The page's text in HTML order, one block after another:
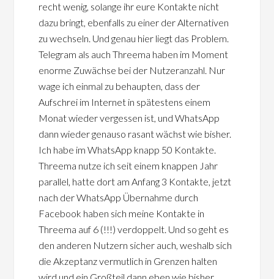
recht wenig, solange ihr eure Kontakte nicht
dazu bringt, ebenfalls zu einer der Alternativen
zu wechseln. Und genau hier liegt das Problem.
Telegram als auch Threema haben im Moment
enorme Zuwächse bei der Nutzeranzahl. Nur
wage ich einmal zu behaupten, dass der
Aufschrei im Internet in spätestens einem
Monat wieder vergessen ist, und WhatsApp
dann wieder genauso rasant wächst wie bisher.
Ich habe im WhatsApp knapp 50 Kontakte.
Threema nutze ich seit einem knappen Jahr
parallel, hatte dort am Anfang 3 Kontakte, jetzt
nach der WhatsApp Übernahme durch
Facebook haben sich meine Kontakte in
Threema auf 6 (!!!) verdoppelt. Und so geht es
den anderen Nutzern sicher auch, weshalb sich
die Akzeptanz vermutlich in Grenzen halten